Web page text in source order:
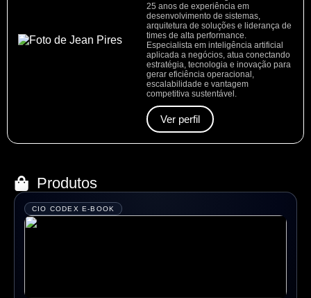
25 anos de experiência em
desenvolvimento de sistemas,
arquitetura de soluções e liderança de
times de alta performance.
Especialista em inteligência artificial
aplicada a negócios, atua conectando
estratégia, tecnologia e inovação para
gerar eficiência operacional,
escalabilidade e vantagem
competitiva sustentável.
Ver perfil
Produtos
CIO CODEX E-BOOK